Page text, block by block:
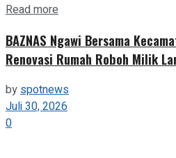
Read more
BAZNAS Ngawi Bersama
Renovasi Rumah Roboh Milik
byspotnews
Juli 30, 2026
0